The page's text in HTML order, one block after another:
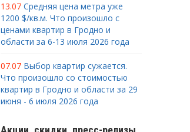
13.07 Средняя цена метра уже
1200 $/кв.м. Что произошло с
ценами квартир в Гродно и
области за 6-13 июля 2026 года
07.07 Выбор квартир сужается.
Что произошло со стоимостью
квартир в Гродно и области за 29
июня - 6 июля 2026 года